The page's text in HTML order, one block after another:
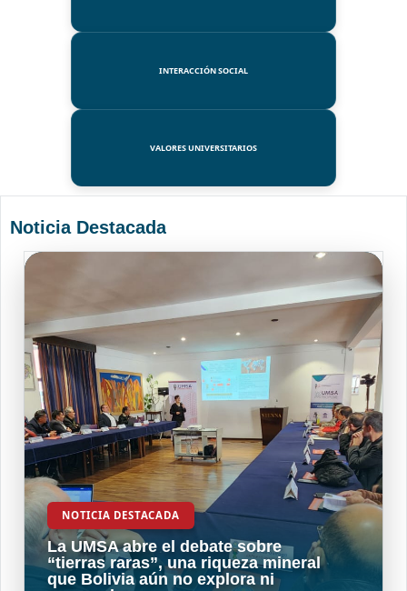
INTERACCIÓN SOCIAL
VALORES UNIVERSITARIOS
Noticia Destacada
NOTICIA DESTACADA
La UMSA abre el debate sobre
“tierras raras”, una riqueza mineral
que Bolivia aún no explora ni